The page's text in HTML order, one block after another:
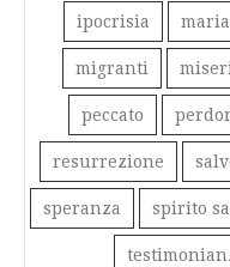
ipocrisia maria
migranti
peccato
resurrezione
speranza spirito